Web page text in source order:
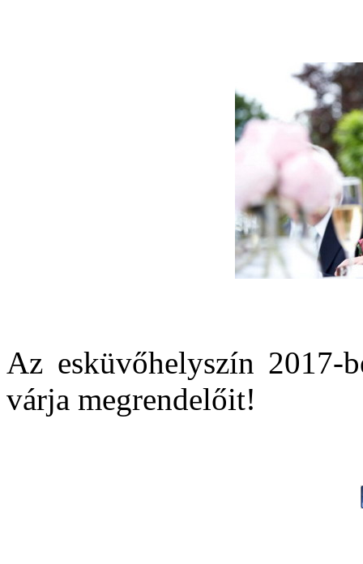
Az esküvőhelyszín 2017-
várja megrendelőit!